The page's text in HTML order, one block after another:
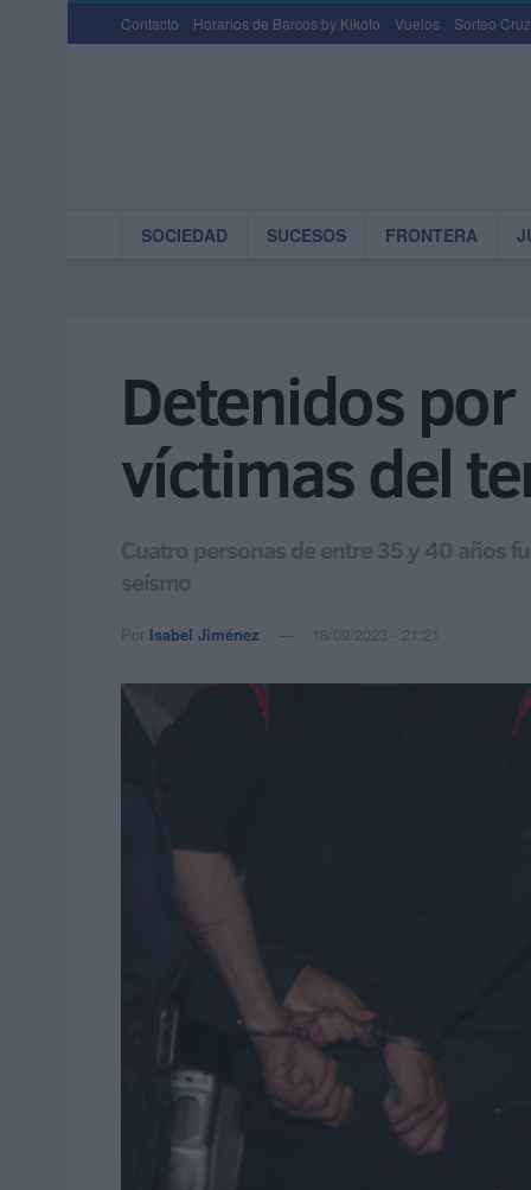
Contacto Horarios de Barcos by Kikoto Vuelos Sorteo
SOCIEDAD SUCESOS FRONTERA
Detenidos
víctimas del
Cuatro personas de entre 35 y 40 años
seísmo
Por Isabel Jiménez 18/09/2023 - 21:21